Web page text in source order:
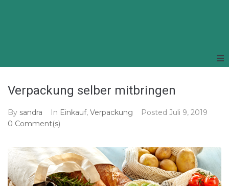
Verpackung selber mitbringen
By sandra In Einkauf, Verpackung Posted Juli 9, 2019
0 Comment(s)